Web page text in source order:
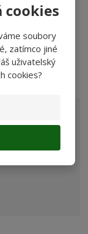
cookies
soubory
zatímco jiné
uživatelský
cookies?